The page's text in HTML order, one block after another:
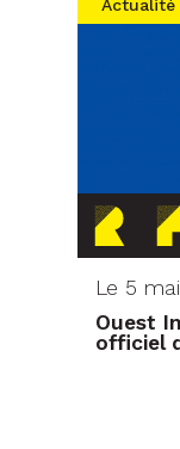
Actualité
Le 5
Ouest
officiel